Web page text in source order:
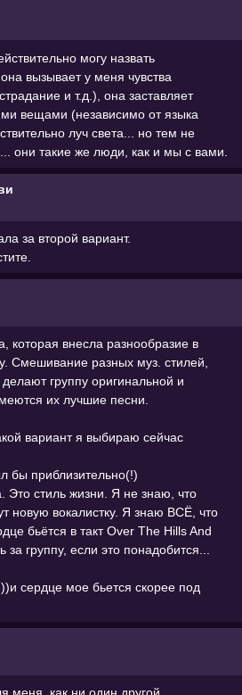
могу назвать
вызывает у меня чувства
и т.д.), она заставляет
вещами (независимо от языка
луч света... но тем не
они такие же люди, как и мы с вами.
за второй вариант.
которая внесла разнообразие в
Смешивание разных муз. стилей,
группу оригинальной и
их лучшие песни.
вариант я выбираю сейчас
бы приблизительно(!)
Это стиль жизни. Я не знаю, что
новую вокалистку. Я знаю ВСЁ, что
бьётся в такт Over The Hills And
за группу, если это понадобится...
сердце мое бьется скорее под